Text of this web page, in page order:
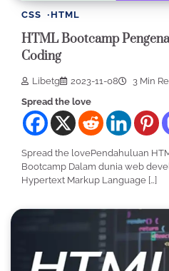
CSS HTML
HTML Bootcamp
Coding
Libetg 2023-11-08 3 Min
Spread the love
Spread the lovePendahuluan
Bootcamp Dalam dunia web
Hypertext Markup Language […]